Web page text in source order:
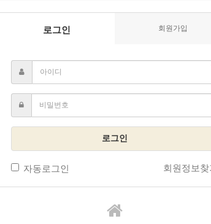
로그인 회원가입
로그인
자동로그인 회원정보찾